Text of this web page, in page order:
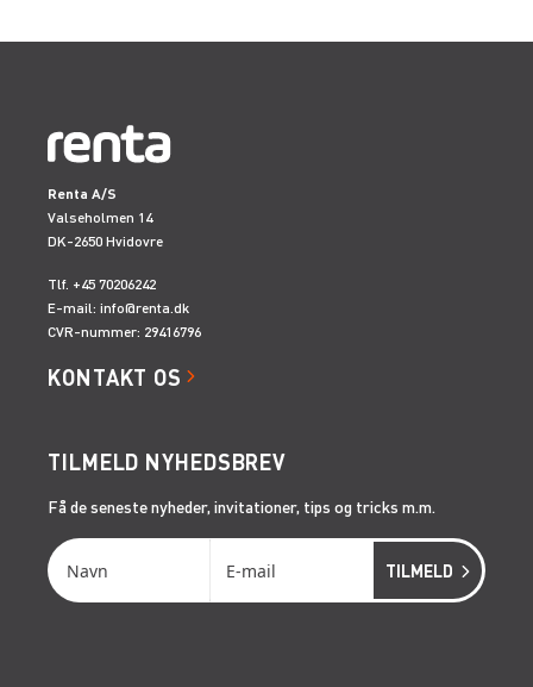
Renta A/S
Valseholmen 14
DK-2650 Hvidovre
Tlf. +45 70206242
E-mail: info@renta.dk
CVR-nummer: 29416796
KONTAKT OS
TILMELD NYHEDSBREV
Få de seneste nyheder, invitationer, tips og tricks m.m.